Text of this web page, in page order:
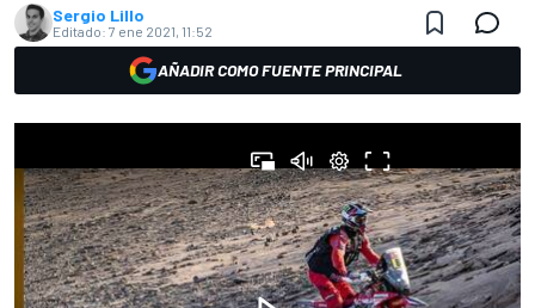
Sergio Lillo
Editado: 7 ene 2021, 11:52
AÑADIR COMO FUENTE PRINCIPAL